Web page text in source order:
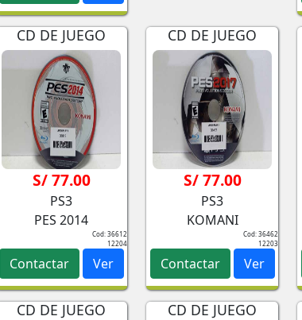
CD DE JUEGO
S/ 77.00
PS3
PES 2014
Cod: 36612
12204
Contactar Ver
CD DE JUEGO
S/ 77.00
PS3
KOMANI
Cod: 36462
12203
Contactar Ver
CD DE JUEGO CD DE JUEGO